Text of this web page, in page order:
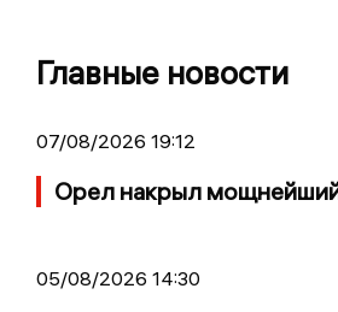
Главные новости
07/08/2026 19:12
Орел накрыл
05/08/2026 14:30